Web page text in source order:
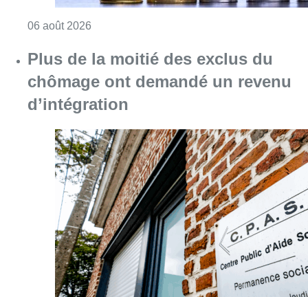
06 août 2026
Plus de la moitié des exclus du
chômage ont demandé un revenu
d’intégration